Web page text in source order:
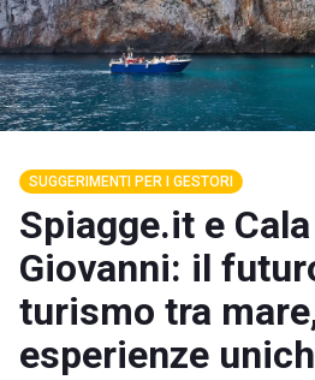
SUGGERIMENTI PER I GESTORI
Spiagge.it e
Giovanni: il
turismo tra
esperienze